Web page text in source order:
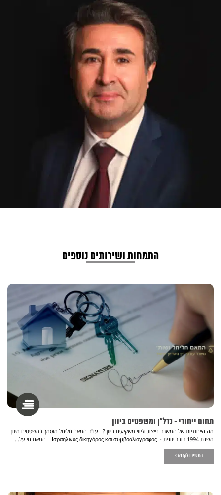
התמחות ושירותים נוספים
תחום ייחודי - נדל"ן ומשפטים ביוון
מה הייחודיות של המשרד בייצוג וליווי משקיעים ביוון ? עו"ד המאם חליחל מוסמך במשפטים מיוון
משנת 1994 דובר יוונית - Ισραηλινός δικηγόρος και συμβοαλιογραφος המאם חי על...
המשיכו לקרוא >